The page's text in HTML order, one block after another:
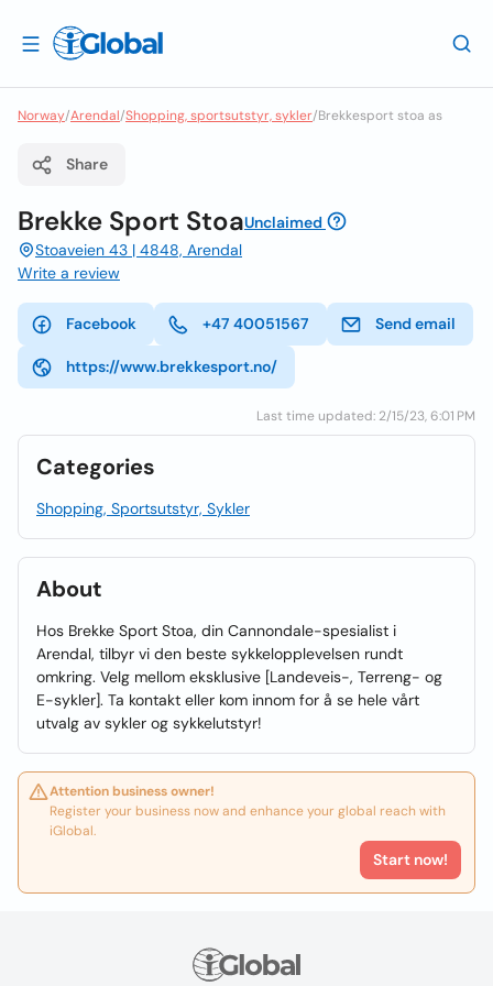
Norway/Arendal/Shopping, sportsutstyr, sykler/Brekkesport stoa as
Share
Brekke Sport StoaUnclaimed
Stoaveien 43 | 4848, Arendal
Write a review
Facebook +47 40051567 Send email
https://www.brekkesport.no/
Last time updated: 2/15/23, 6:01 PM
Categories
Shopping, Sportsutstyr, Sykler
About
Hos Brekke Sport Stoa, din Cannondale-spesialist i
Arendal, tilbyr vi den beste sykkelopplevelsen rundt
omkring. Velg mellom eksklusive [Landeveis-, Terreng- og
E-sykler]. Ta kontakt eller kom innom for å se hele vårt
utvalg av sykler og sykkelutstyr!
Attention business owner!
Register your business now and enhance your global reach with
iGlobal.
Start now!